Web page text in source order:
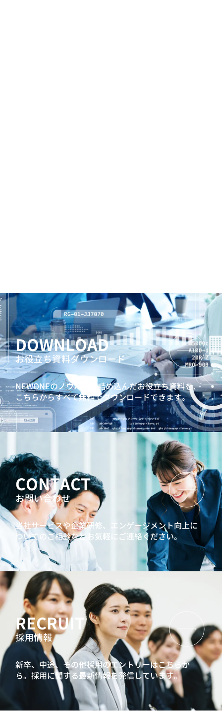
DOWNLOAD
お役立ち資料ダウンロード
NEWONEのノウハウを詰め込んだお役立ち資料を、
こちらからすべて無料でダウンロードできます。
CONTACT
お問い合わせ
当社サービスや企業研修、エンゲージメント向上に
ついてのご相談などお気軽にご連絡ください。
RECRUIT
採用情報
新卒、中途、その他採用のエントリーはこちらか
ら。採用に関する最新情報を発信しています。